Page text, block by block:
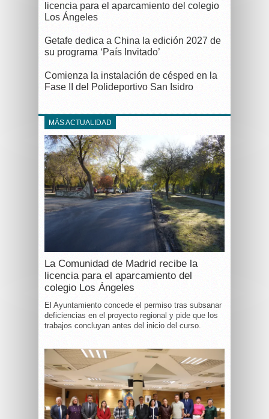
licencia para el aparcamiento del colegio
Los Ángeles
Getafe dedica a China la edición 2027 de
su programa ‘País Invitado’
Comienza la instalación de césped en la
Fase II del Polideportivo San Isidro
MÁS ACTUALIDAD
La Comunidad de Madrid recibe la
licencia para el aparcamiento del
colegio Los Ángeles
El Ayuntamiento concede el permiso tras subsanar
deficiencias en el proyecto regional y pide que los
trabajos concluyan antes del inicio del curso.